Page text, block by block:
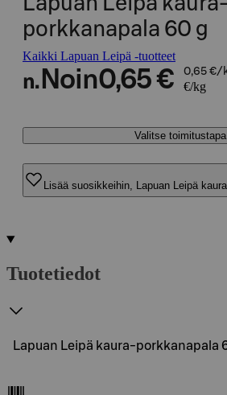
porkkanapala 60 g
Kaikki Lapuan Leipä -tuotteet
n. Noin0,65 € 0,65 €/
€/kg
Valitse toimitustapa
Lisää suosikkeihin, Lapuan Leipä
Tuotetiedot
Lapuan Leipä kaura-porkkanapala